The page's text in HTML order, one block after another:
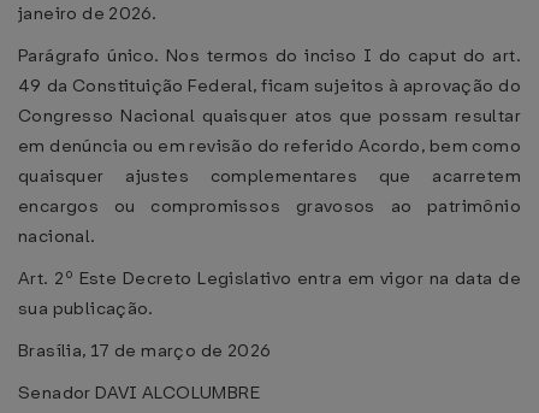
janeiro de 2026.
Parágrafo único. Nos termos do inciso I do caput do art.
49 da Constituição Federal, ficam sujeitos à aprovação do
Congresso Nacional quaisquer atos que possam resultar
em denúncia ou em revisão do referido Acordo, bem como
quaisquer ajustes complementares que acarretem
encargos ou compromissos gravosos ao patrimônio
nacional.
Art. 2º Este Decreto Legislativo entra em vigor na data de
sua publicação.
Brasília, 17 de março de 2026
Senador DAVI ALCOLUMBRE